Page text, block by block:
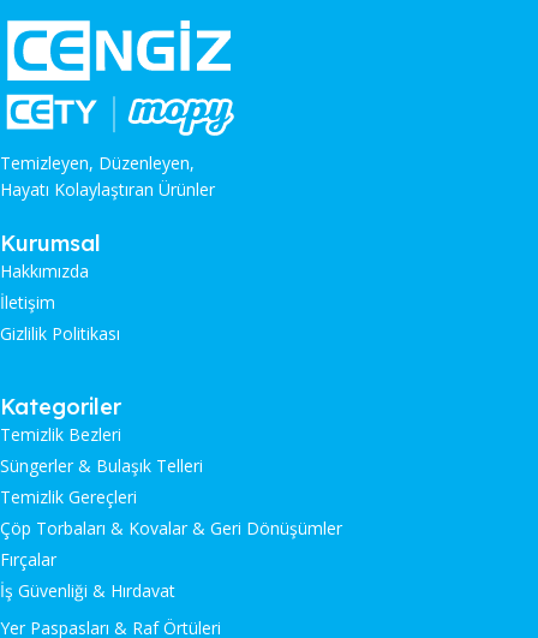
Temizleyen, Düzenleyen,
Hayatı Kolaylaştıran Ürünler
Kurumsal
Hakkımızda
İletişim
Gizlilik Politikası
Kategoriler
Temizlik Bezleri
Süngerler & Bulaşık Telleri
Temizlik Gereçleri
Çöp Torbaları & Kovalar & Geri Dönüşümler
Fırçalar
İş Güvenliği & Hırdavat
Yer Paspasları & Raf Örtüleri